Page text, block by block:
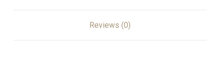
Reviews (0)